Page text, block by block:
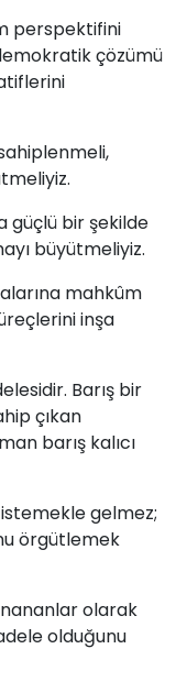
perspektifini
çözümü
güçlü bir şekilde
büyütmeliyiz.
mahkûm
inşa
Barış bir
çıkan
barış kalıcı
istemekle gelmez;
örgütlemek
olarak
olduğunu